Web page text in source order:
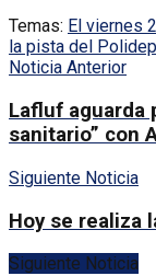
Temas: El viernes
la pista del
Noticia Anterior
Lafluf aguarda
sanitario” con
Siguiente Noticia
Hoy se realiza
Siguiente Noticia